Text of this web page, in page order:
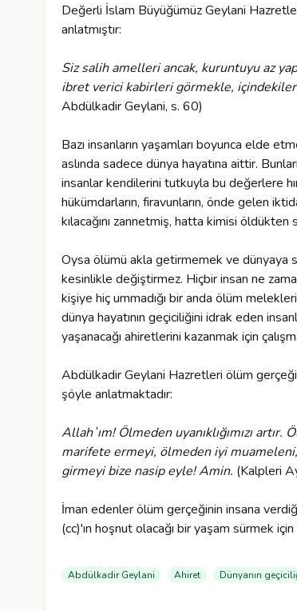
Değerli İslam Büyüğümüz Geylani
anlatmıştır:
Siz salih amelleri ancak, kuruntuyu az
ibret verici kabirleri görmekle,
Abdülkadir Geylani, s. 60)
Bazı insanların yaşamları boyunca elde
aslında sadece dünya hayatına aittir.
insanlar kendilerini tutkuyla bu değerlere
hükümdarların, firavunların, önde gelen
kılacağını zannetmiş, hatta kimisi
Oysa ölümü akla getirmemek ve dünyaya
kesinlikle değiştirmez. Hiçbir insan ne
kişiye hiç ummadığı bir anda ölüm
dünya hayatının geçiciliğini idrak eden
yaşanacağı ahiretlerini kazanmak için
Abdülkadir Geylani Hazretleri ölüm
şöyle anlatmaktadır:
Allah`ım! Ölmeden uyanıklığımızı
marifete ermeyi, ölmeden iyi
girmeyi bize nasip eyle! Amin. (Kalpleri
İman edenler ölüm gerçeğinin insana
(cc)'ın hoşnut olacağı bir yaşam sürmek
Abdülkadir Geylani Ahiret Dünyanın